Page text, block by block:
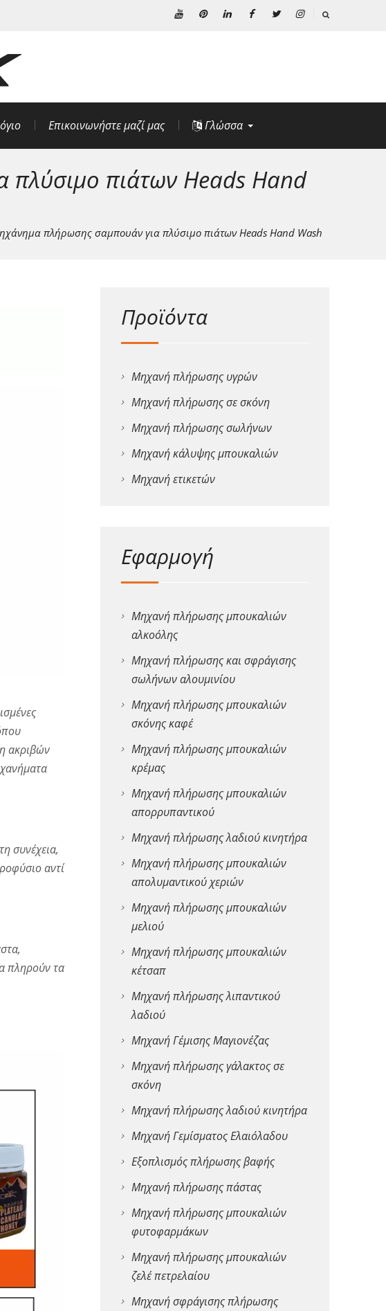
Επικοινωνήστε μαζί μας Γλώσσα
πιάτων Heads Hand
πλήρωσης σαμπουάν για πλύσιμο πιάτων Heads Hand Wash
ακριβών
συνέχεια,
αντί
πληρούν τα
Προϊόντα
Μηχανή πλήρωσης υγρών
Μηχανή πλήρωσης σε σκόνη
Μηχανή πλήρωσης σωλήνων
Μηχανή κάλυψης μπουκαλιών
Μηχανή ετικετών
Εφαρμογή
Μηχανή πλήρωσης μπουκαλιών
αλκοόλης
Μηχανή πλήρωσης και σφράγισης
σωλήνων αλουμινίου
Μηχανή πλήρωσης μπουκαλιών
σκόνης καφέ
Μηχανή πλήρωσης μπουκαλιών
κρέμας
Μηχανή πλήρωσης μπουκαλιών
απορρυπαντικού
Μηχανή πλήρωσης λαδιού κινητήρα
Μηχανή πλήρωσης μπουκαλιών
απολυμαντικού χεριών
Μηχανή πλήρωσης μπουκαλιών
μελιού
Μηχανή πλήρωσης μπουκαλιών
κέτσαπ
Μηχανή πλήρωσης λιπαντικού
λαδιού
Μηχανή Γέμισης Μαγιονέζας
Μηχανή πλήρωσης γάλακτος σε
σκόνη
Μηχανή πλήρωσης λαδιού κινητήρα
Μηχανή Γεμίσματος Ελαιόλαδου
Εξοπλισμός πλήρωσης βαφής
Μηχανή πλήρωσης πάστας
Μηχανή πλήρωσης μπουκαλιών
φυτοφαρμάκων
Μηχανή πλήρωσης μπουκαλιών
ζελέ πετρελαίου
Μηχανή σφράγισης πλήρωσης